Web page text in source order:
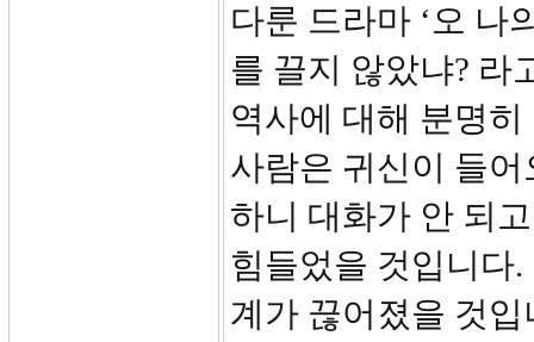
다룬 드라마 ‘오 나
를 끌지 않았냐? 라
역사에 대해 분명
사람은 귀신이 들
하니 대화가 안 되
힘들었을 것입니다
계가 끊어졌을 것